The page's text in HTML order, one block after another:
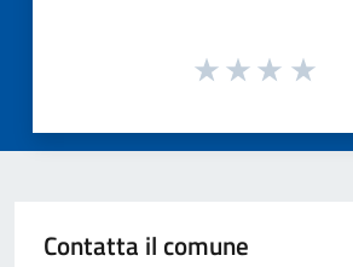
Contatta il comune